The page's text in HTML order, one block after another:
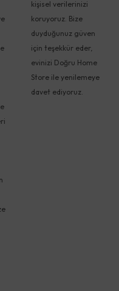
kişisel verilerinizi
koruyoruz. Bize
duyduğunuz güven
için teşekkür eder,
evinizi Doğru Home
Store ile yenilemeye
davet ediyoruz.